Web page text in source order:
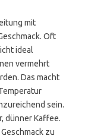
mit
Oft
ideal
vermehrt
Das macht
sein.
dünner Kaffee.
zu